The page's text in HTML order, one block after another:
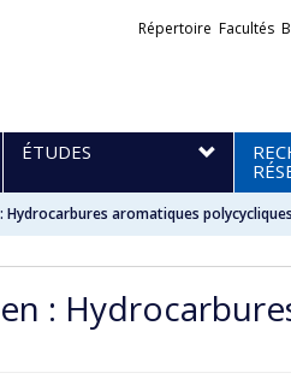
Liens
Répertoire Facultés
ÉTUDES
Hydrocarbures aromatiques
: